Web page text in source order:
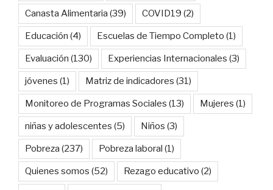
Canasta Alimentaria (39) COVID19 (2)
Educación (4) Escuelas de Tiempo Completo (1)
Evaluación (130) Experiencias Internacionales (3)
jóvenes (1) Matriz de indicadores (31)
Monitoreo de Programas Sociales (13) Mujeres (1)
niñas y adolescentes (5) Niños (3)
Pobreza (237) Pobreza laboral (1)
Quienes somos (52) Rezago educativo (2)